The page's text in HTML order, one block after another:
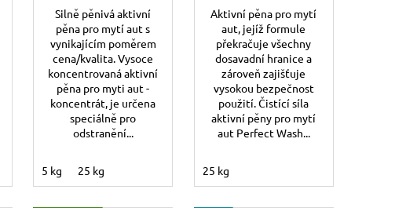
Silně pěnivá aktivní
pěna pro mytí aut s
vynikajícím poměrem
cena/kvalita. Vysoce
koncentrovaná aktivní
pěna pro myti aut -
koncentrát, je určena
speciálně pro
odstranění...
5 kg 25 kg
Aktivní pěna pro mytí
aut, jejíž formule
překračuje všechny
dosavadní hranice a
zároveň zajišťuje
vysokou bezpečnost
použití. Čistící síla
aktivní pěny pro mytí
aut Perfect Wash...
25 kg